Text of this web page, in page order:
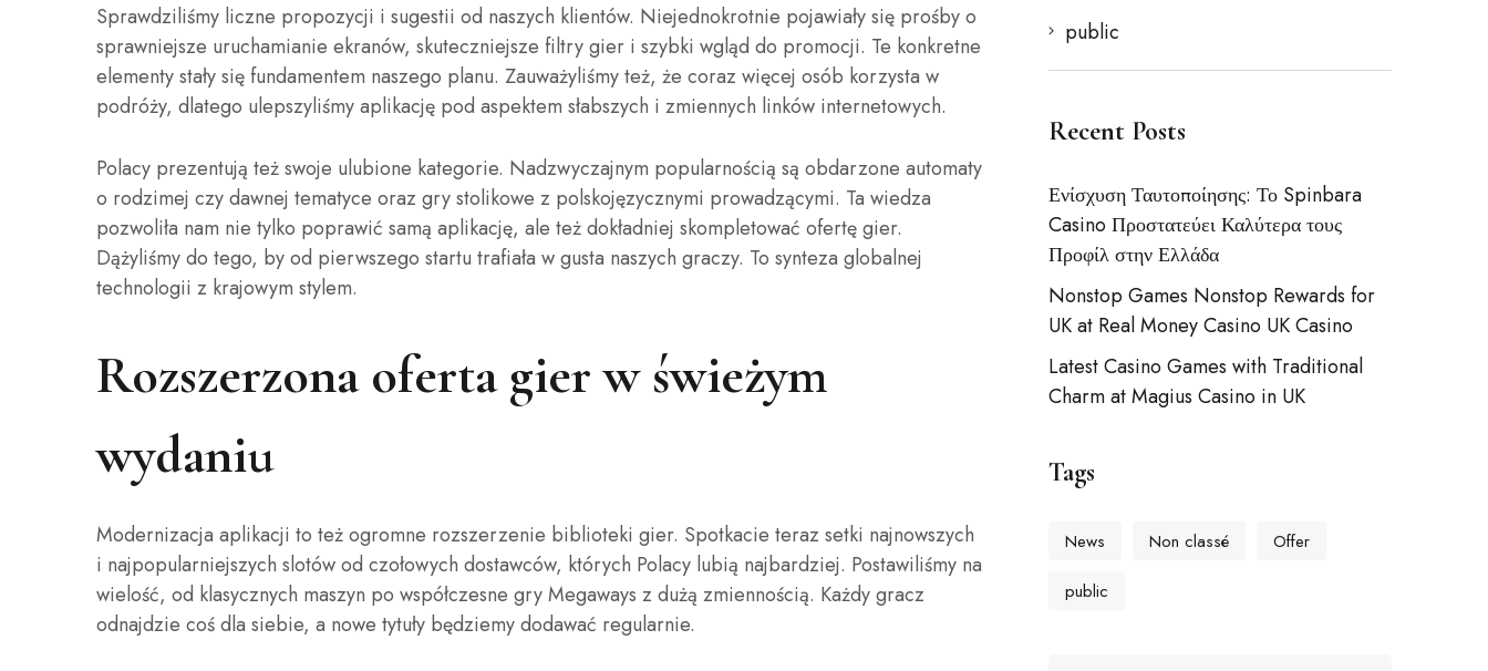
Sprawdziliśmy liczne propozycji i sugestii od naszych klientów. Niejednokrotnie pojawiały się prośby o
sprawniejsze uruchamianie ekranów, skuteczniejsze filtry gier i szybki wgląd do promocji. Te konkretne
elementy stały się fundamentem naszego planu. Zauważyliśmy też, że coraz więcej osób korzysta w
podróży, dlatego ulepszyliśmy aplikację pod aspektem słabszych i zmiennych linków internetowych.
Polacy prezentują też swoje ulubione kategorie. Nadzwyczajnym popularnością są obdarzone automaty
o rodzimej czy dawnej tematyce oraz gry stolikowe z polskojęzycznymi prowadzącymi. Ta wiedza
pozwoliła nam nie tylko poprawić samą aplikację, ale też dokładniej skompletować ofertę gier.
Dążyliśmy do tego, by od pierwszego startu trafiała w gusta naszych graczy. To synteza globalnej
technologii z krajowym stylem.
Rozszerzona oferta gier w świeżym
wydaniu
Modernizacja aplikacji to też ogromne rozszerzenie biblioteki gier. Spotkacie teraz setki najnowszych
i najpopularniejszych slotów od czołowych dostawców, których Polacy lubią najbardziej. Postawiliśmy na
wielość, od klasycznych maszyn po współczesne gry Megaways z dużą zmiennością. Każdy gracz
odnajdzie coś dla siebie, a nowe tytuły będziemy dodawać regularnie.
public
Recent Posts
Ενίσχυση Ταυτοποίησης: Το Spinbara
Casino Προστατεύει Καλύτερα τους
Προφίλ στην Ελλάδα
Nonstop Games Nonstop Rewards for
UK at Real Money Casino UK Casino
Latest Casino Games with Traditional
Charm at Magius Casino in UK
Tags
News Non classé Offer
public